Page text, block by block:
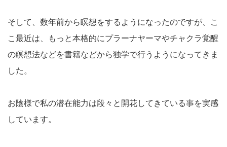
そして、数年前から瞑想をするようになったのですが、こ
こ最近は、もっと本格的にプラーナヤーマやチャクラ覚醒
の瞑想法などを書籍などから独学で行うようになってきま
した。
お陰様で私の潜在能力は段々と開花してきている事を実感
しています。